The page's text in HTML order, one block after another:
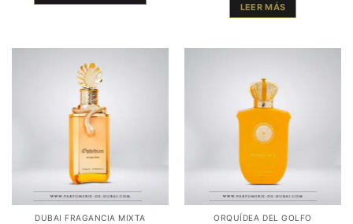
LEER MÁS
DUBAI FRAGANCIA MIXTA ORQUÍDEA DEL GOLFO